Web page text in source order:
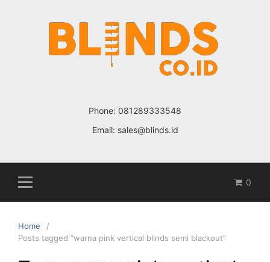
Phone: 081289333548
Email: sales@blinds.id
0
Home
Posts tagged “warna pink vertical blinds semi blackout”